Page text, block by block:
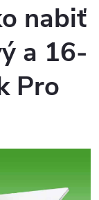
nabiť
a 16-
Pro